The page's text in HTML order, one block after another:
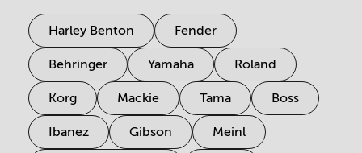
Harley Benton Fender
Behringer Yamaha Roland
Korg Mackie Tama Boss
Ibanez Gibson Meinl